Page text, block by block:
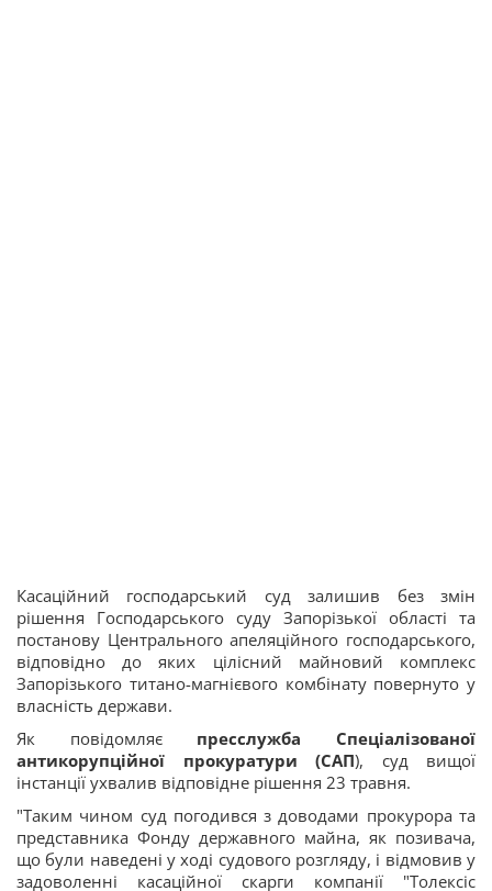
Касаційний господарський суд залишив без змін
рішення Господарського суду Запорізької області та
постанову Центрального апеляційного господарського,
відповідно до яких цілісний майновий комплекс
Запорізького титано-магнієвого комбінату повернуто у
власність держави.
Як повідомляє пресслужба Спеціалізованої
антикорупційної прокуратури (САП), суд вищої
інстанції ухвалив відповідне рішення 23 травня.
"Таким чином суд погодився з доводами прокурора та
представника Фонду державного майна, як позивача,
що були наведені у ході судового розгляду, і відмовив у
задоволенні касаційної скарги компанії "Толексіс